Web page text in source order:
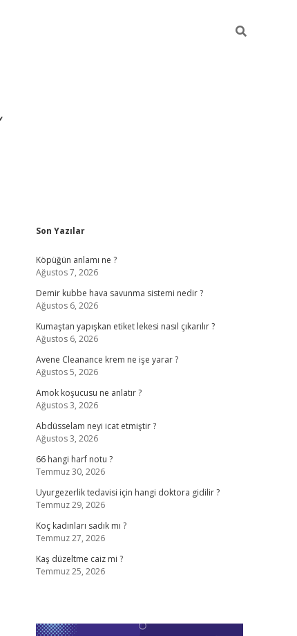
Sidebar
Son Yazılar
Köpüğün anlamı ne ?
Ağustos 7, 2026
Demir kubbe hava savunma sistemi nedir ?
Ağustos 6, 2026
Kumaştan yapışkan etiket lekesi nasıl çıkarılır ?
Ağustos 6, 2026
Avene Cleanance krem ne işe yarar ?
Ağustos 5, 2026
Amok koşucusu ne anlatır ?
Ağustos 3, 2026
Abdüsselam neyi icat etmiştir ?
Ağustos 3, 2026
66 hangi harf notu ?
Temmuz 30, 2026
Uyurgezerlik tedavisi için hangi doktora gidilir ?
Temmuz 29, 2026
Koç kadınları sadık mı ?
Temmuz 27, 2026
Kaş düzeltme caiz mi ?
Temmuz 25, 2026